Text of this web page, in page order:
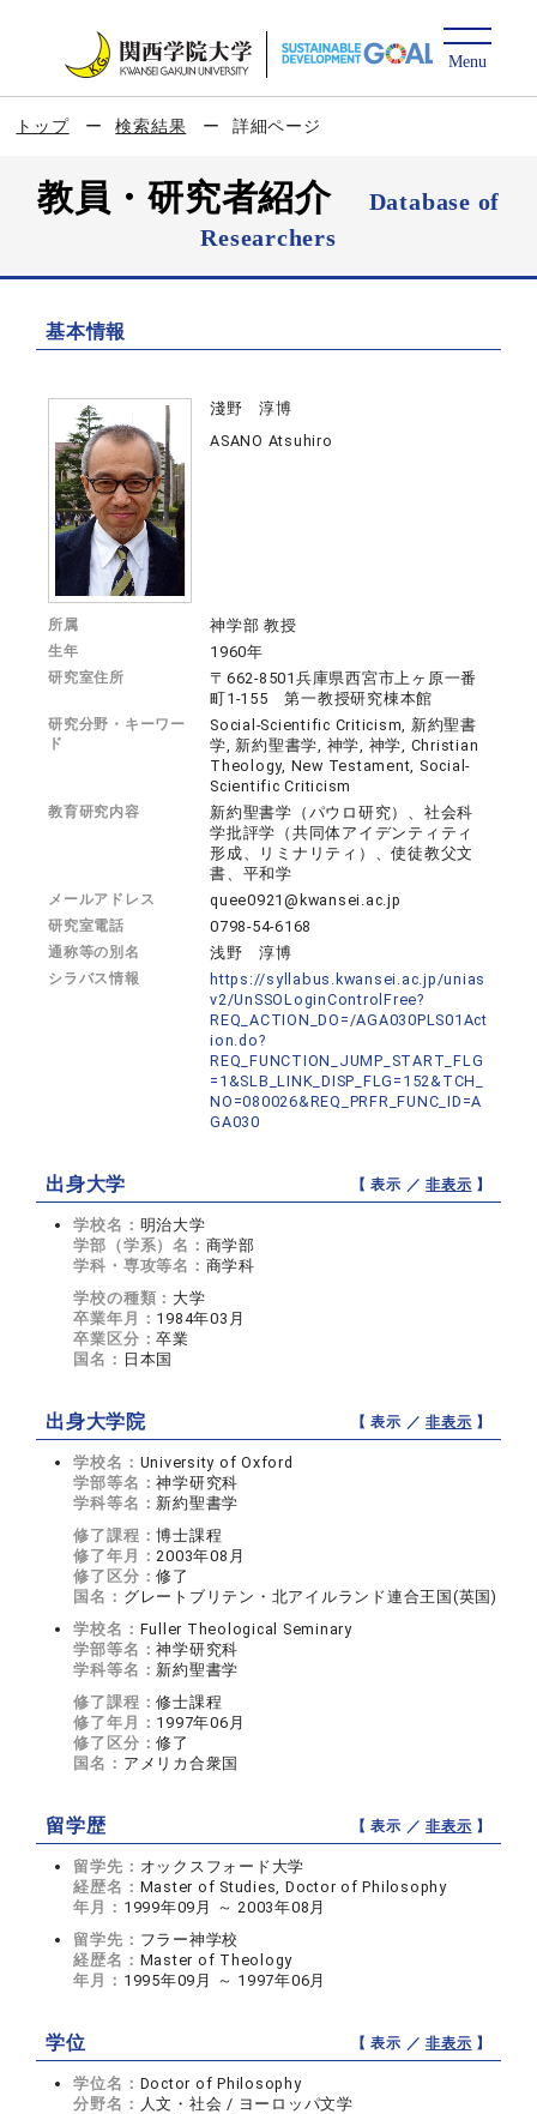
トップ 検索結果 詳細ページ
教員・研究者紹介
Database of
Researchers
基本情報
淺野 淳博
ASANO Atsuhiro
所属 神学部 教授
生年 1960年
研究室住所
〒662-8501兵庫県西宮市上ヶ原一番
町1-155 第一教授研究棟本館
研究分野・キーワー
ド
Social-Scientific Criticism, 新約聖書
学, 新約聖書学, 神学, 神学, Christian
Theology, New Testament, Social-
Scientific Criticism
教育研究内容
新約聖書学（パウロ研究）、社会科
学批評学（共同体アイデンティティ
形成、リミナリティ）、使徒教父文
書、平和学
メールアドレス quee0921@kwansei.ac.jp
研究室電話 0798-54-6168
通称等の別名 浅野 淳博
シラバス情報
https://syllabus.kwansei.ac.jp/unias
v2/UnSSOLoginControlFree?
REQ_ACTION_DO=/AGA030PLS01Act
ion.do?
REQ_FUNCTION_JUMP_START_FLG
=1&SLB_LINK_DISP_FLG=152&TCH_
NO=080026&REQ_PRFR_FUNC_ID=A
GA030
出身大学 【 表示 ／非表示 】
学校名： 明治大学
学部（学系）名： 商学部
学科・専攻等名： 商学科
学校の種類： 大学
卒業年月： 1984年03月
卒業区分：卒業
国名： 日本国
出身大学院 【 表示 ／非表示 】
学校名： University of Oxford
学部等名：神学研究科
学科等名： 新約聖書学
修了課程：博士課程
修了年月：2003年08月
修了区分：修了
国名： グレートブリテン・北アイルランド連合王国(英国)
学校名： Fuller Theological Seminary
学部等名：神学研究科
学科等名： 新約聖書学
修了課程：修士課程
修了年月： 1997年06月
修了区分：修了
国名： アメリカ合衆国
留学歴 【 表示 ／非表示 】
留学先： オックスフォード大学
経歴名： Master of Studies, Doctor of Philosophy
年月： 1999年09月 ～ 2003年08月
留学先： フラー神学校
経歴名： Master of Theology
年月： 1995年09月 ～ 1997年06月
学位 【 表示 ／非表示 】
学位名： Doctor of Philosophy
分野名： 人文・社会 / ヨーロッパ文学